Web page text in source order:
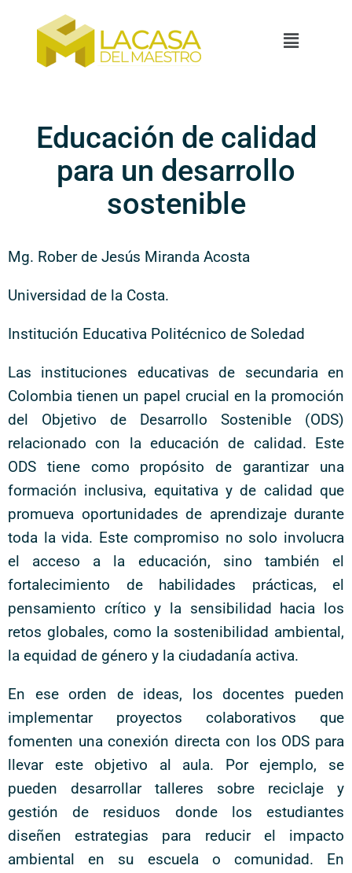
Educación de calidad
para un desarrollo
sostenible
Mg. Rober de Jesús Miranda Acosta
Universidad de la Costa.
Institución Educativa Politécnico de Soledad
Las instituciones educativas de secundaria en
Colombia tienen un papel crucial en la promoción
del Objetivo de Desarrollo Sostenible (ODS)
relacionado con la educación de calidad. Este
ODS tiene como propósito de garantizar una
formación inclusiva, equitativa y de calidad que
promueva oportunidades de aprendizaje durante
toda la vida. Este compromiso no solo involucra
el acceso a la educación, sino también el
fortalecimiento de habilidades prácticas, el
pensamiento crítico y la sensibilidad hacia los
retos globales, como la sostenibilidad ambiental,
la equidad de género y la ciudadanía activa.
En ese orden de ideas, los docentes pueden
implementar proyectos colaborativos que
fomenten una conexión directa con los ODS para
llevar este objetivo al aula. Por ejemplo, se
pueden desarrollar talleres sobre reciclaje y
gestión de residuos donde los estudiantes
diseñen estrategias para reducir el impacto
ambiental en su escuela o comunidad. En